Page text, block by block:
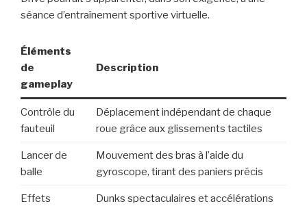
séance d’entraînement sportive virtuelle.
Éléments
de
gameplay
Description
Contrôle du
fauteuil
Déplacement indépendant de chaque
roue grâce aux glissements tactiles
Lancer de
balle
Mouvement des bras à l’aide du
gyroscope, tirant des paniers précis
Effets
Dunks spectaculaires et accélérations